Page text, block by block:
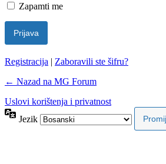
Zapamti me
Registracija | Zaboravili ste šifru?
← Nazad na MG Forum
Uslovi korištenja i privatnost
Jezik